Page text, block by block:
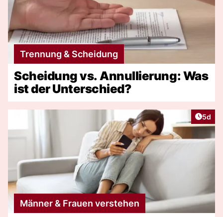
Trennung & Scheidung
Scheidung vs. Annullierung: Was
ist der Unterschied?
5d
Männer & Frauen verstehen